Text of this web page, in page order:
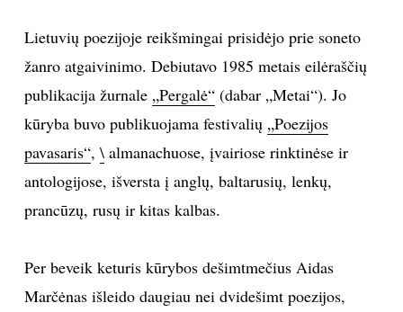
NELAIMĖS
KONTAKTAI
PRIVATUMO POLITIKA
Lietuvių poezijoje reikšmingai prisidėjo prie soneto
žanro atgaivinimo. Debiutavo 1985 metais eilėraščių
publikacija žurnale „Pergalė“(dabar „Metai“). Jo
kūryba buvo publikuojama festivalių „Poezijos
pavasaris“, \almanachuose, įvairiose rinktinėse ir
antologijose, išversta į anglų, baltarusių, lenkų,
prancūzų, rusų ir kitas kalbas.
Per beveik keturis kūrybos dešimtmečius Aidas
Marčėnas išleido daugiau nei dvidešimt poezijos,